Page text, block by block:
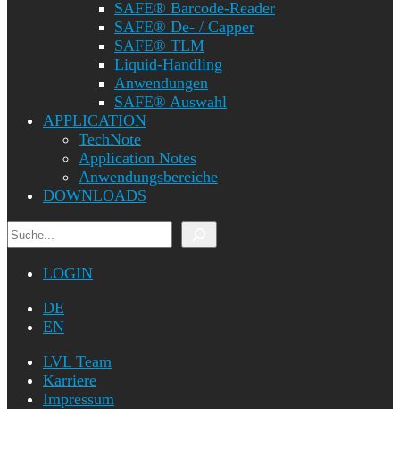
SAFE® Barcode-Reader
SAFE® De- / Capper
SAFE® TLM
Liquid-Handling
Anwendungen
SAFE® Auswahl
APPLICATION
TechNote
Application Notes
Anwendungsbereiche
DOWNLOADS
Suchen
LOGIN
DE
EN
LVL Team
Karriere
Impressum